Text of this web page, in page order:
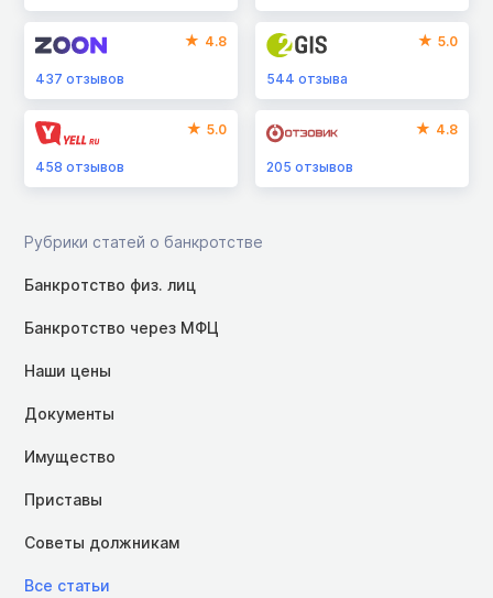
4.8
437 отзывов
5.0
544отзыва
5.0
458 отзывов
4.8
205отзывов
Рубрики статей о банкротстве
Банкротство физ. лиц
Банкротство через МФЦ
Наши цены
Документы
Имущество
Приставы
Советы должникам
Все статьи